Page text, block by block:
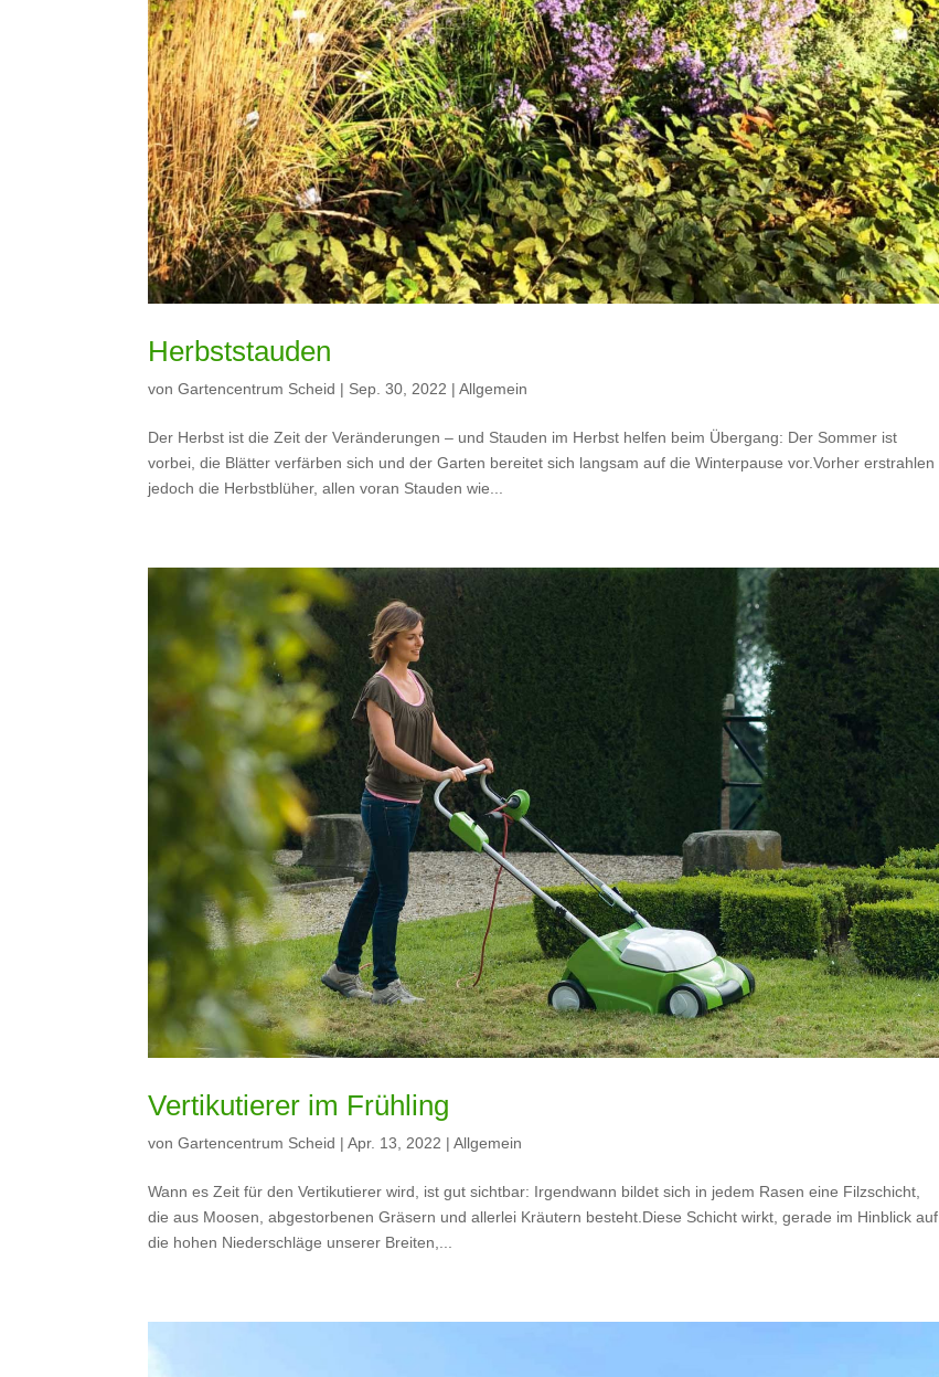
Herbststauden
vonGartencentrum Scheid | Sep. 30, 2022 |Allgemein
Der Herbst ist die Zeit der Veränderungen – und Stauden im Herbst helfen beim Übergang: Der Sommer ist
vorbei, die Blätter verfärben sich und der Garten bereitet sich langsam auf die Winterpause vor.Vorher erstrahlen
jedoch die Herbstblüher, allen voran Stauden wie...
Vertikutierer im Frühling
vonGartencentrum Scheid |Apr. 13, 2022 |Allgemein
Wann es Zeit für den Vertikutierer wird, ist gut sichtbar: Irgendwann bildet sich in jedem Rasen eine Filzschicht,
die aus Moosen, abgestorbenen Gräsern und allerlei Kräutern besteht.Diese Schicht wirkt, gerade im Hinblick auf
die hohen Niederschläge unserer Breiten,...